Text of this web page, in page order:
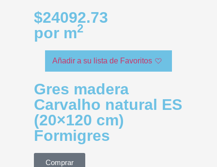
$24092.73
por m2
Añadir a su lista de Favoritos
Gres madera
Carvalho natural ES
(20×120 cm)
Formigres
Comprar